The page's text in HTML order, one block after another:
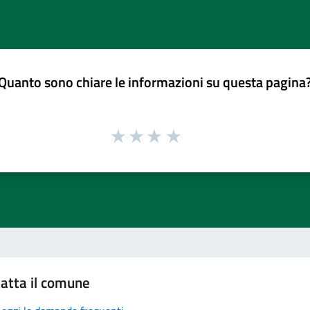
sono chiare le informazioni su questa
il comune